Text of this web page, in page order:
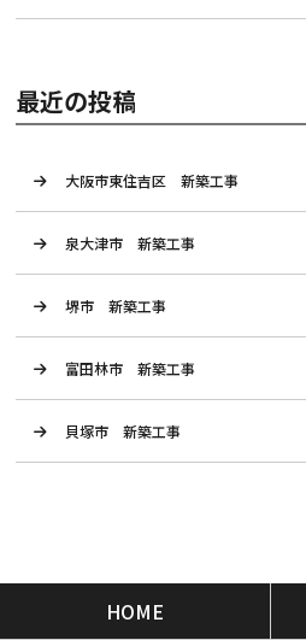
最近の投稿
大阪市東住吉区 新築工事
泉大津市 新築工事
堺市 新築工事
富田林市 新築工事
貝塚市 新築工事
HOME